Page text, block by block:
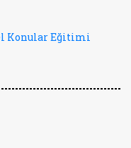
Konular Eğitimi